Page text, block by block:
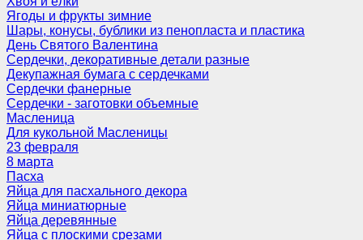
Ягоды и фрукты зимние
Шары, конусы, бублики из пенопласта и пластика
День Святого Валентина
Сердечки, декоративные детали разные
Декупажная бумага с сердечками
Сердечки фанерные
Сердечки - заготовки объемные
Масленица
Для кукольной Масленицы
23 февраля
8 марта
Пасха
Яйца для пасхального декора
Яйца миниатюрные
Яйца деревянные
Яйца с плоскими срезами